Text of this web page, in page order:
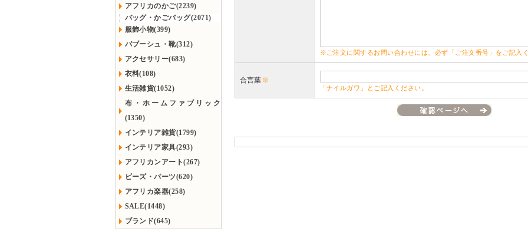
アフリカのかご(2239)
バッグ・かごバッグ(2071)
服飾小物(399)
バブーシュ・靴(312)
アクセサリー(683)
衣料(108)
生活雑貨(1052)
布・ホームファブリック
(1350)
インテリア雑貨(1799)
インテリア家具(293)
アフリカンアート(267)
ビーズ・パーツ(620)
アフリカ楽器(258)
SALE(1448)
ブランド(645)
※ご注文に関するお問い合わせには、必ず「ご注文番号」をご記入
合言葉※
「ナイルガワ」とご記入ください。